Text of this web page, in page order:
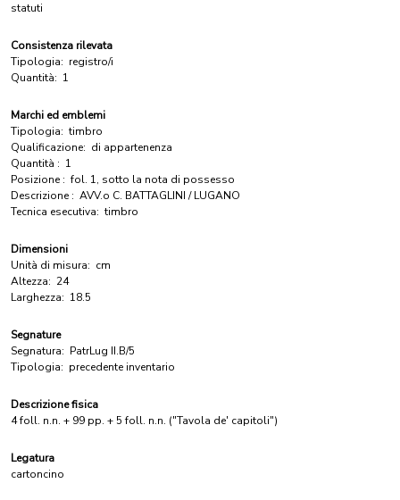
statuti
Consistenza rilevata
Tipologia: registro/i
Quantità: 1
Marchi ed emblemi
Tipologia: timbro
Qualificazione: di appartenenza
Quantità : 1
Posizione : fol. 1, sotto la nota di possesso
Descrizione : AVV.o C. BATTAGLINI / LUGANO
Tecnica esecutiva: timbro
Dimensioni
Unità di misura: cm
Altezza: 24
Larghezza: 18.5
Segnature
Segnatura: PatrLug II.B/5
Tipologia: precedente inventario
Descrizione fisica
4 foll. n.n. + 99 pp. + 5 foll. n.n. ("Tavola de' capitoli")
Legatura
cartoncino